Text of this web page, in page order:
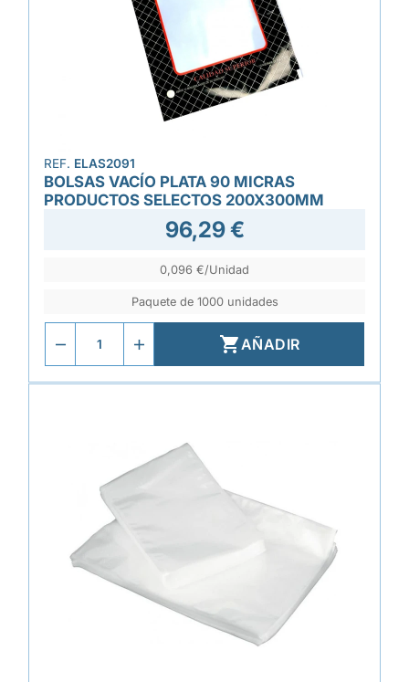
REF. ELAS2091
BOLSAS VACÍO PLATA 90 MICRAS
PRODUCTOS SELECTOS 200X300MM
96,29 €
0,096 €/Unidad
Paquete de 1000 unidades
AÑADIR